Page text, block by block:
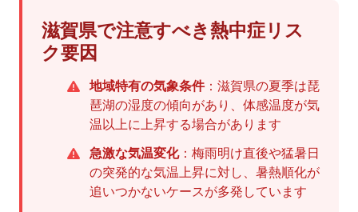
滋賀県で注意すべき熱中症リス
ク要因
地域特有の気象条件：滋賀県の夏季は琵
琶湖の湿度の傾向があり、体感温度が気
温以上に上昇する場合があります
急激な気温変化：梅雨明け直後や猛暑日
の突発的な気温上昇に対し、暑熱順化が
追いつかないケースが多発しています